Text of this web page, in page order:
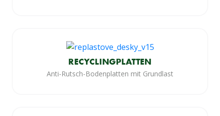
RECYCLINGPLATTEN
Anti-Rutsch-Bodenplatten mit Grundlast